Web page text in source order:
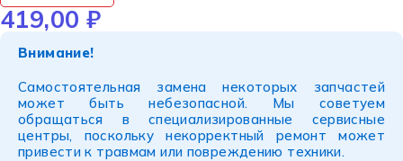
419,00 ₽
Внимание!
Самостоятельная замена некоторых запчастей
может быть небезопасной. Мы советуем
обращаться в специализированные сервисные
центры, поскольку некорректный ремонт может
привести к травмам или повреждению техники.